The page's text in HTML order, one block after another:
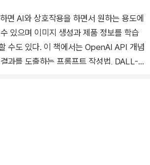
면 AI와 상호작용을 하면서 원하는 용도에
있으며 이미지 생성과 제품 정보를 학습
수도 있다. 이 책에서는 OpenAI API 개념
과를 도출하는 프롬프트 작성법, DALL-E
립트로 나누어 살펴본다. 파워 플랫폼 및
론 다양한 개발 환경에서 API를 사용하는
필수인 시대에서 최강의 무기인 OpenAI
자.